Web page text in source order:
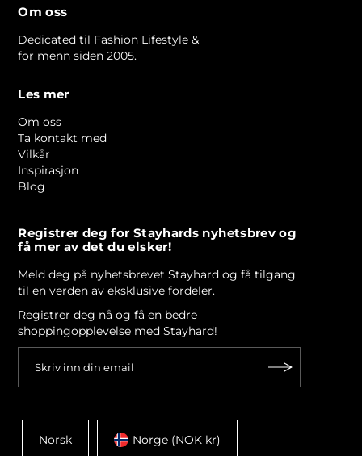
Om oss
Dedicated til Fashion Lifestyle &
for menn siden 2005.
Les mer
Om oss
Ta kontakt med
Vilkår
Inspirasjon
Blog
Registrer deg for Stayhards nyhetsbrev og
få mer av det du elsker!
Meld deg på nyhetsbrevet Stayhard og få tilgang
til en verden av eksklusive fordeler.
Registrer deg nå og få en bedre
shoppingopplevelse med Stayhard!
Norsk Norge (NOK kr)